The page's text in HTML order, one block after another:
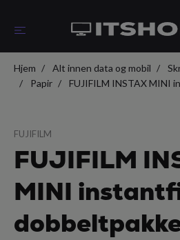
Hjem Alt innen data og mobil
Papir
FUJIFILM INSTAX MINI
FUJIFILM
FUJIFILM
MINI